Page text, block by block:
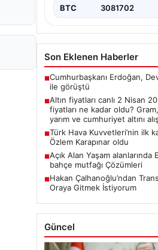
ALTIN 6517.9
Son Eklenen Haberler
Cumhurbaşkanı Erdoğan,
ile görüştü
Altın fiyatları canlı 2 Nisan
fiyatları ne kadar oldu?
yarım ve cumhuriyet altını
Türk Hava Kuvvetleri’nin ilk
Özlem Karapınar oldu
Açık Alan Yaşam alanlarında
bahçe mutfağı Çözümleri
Hakan Çalhanoğlu’ndan
Oraya Gitmek İstiyorum
Güncel